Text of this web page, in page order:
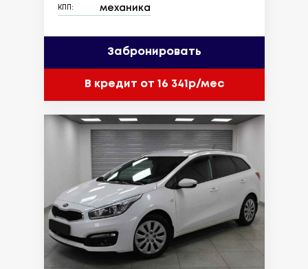
КПП: механика
Забронировать
В кредит от 16 341р/мес